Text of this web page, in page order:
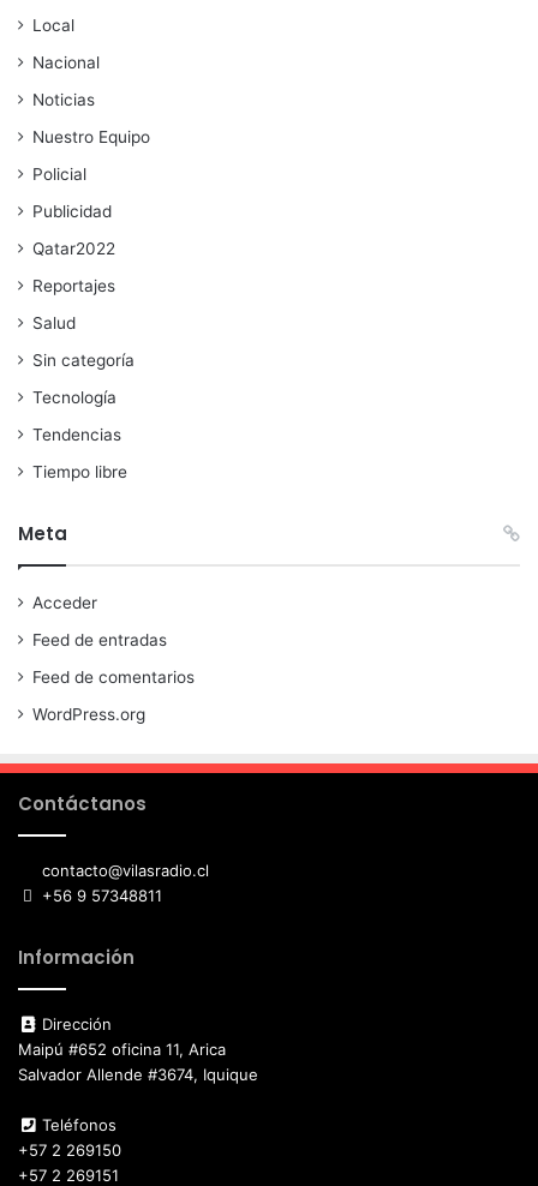
Local
Nacional
Noticias
Nuestro Equipo
Policial
Publicidad
Qatar2022
Reportajes
Salud
Sin categoría
Tecnología
Tendencias
Tiempo libre
Meta
Acceder
Feed de entradas
Feed de comentarios
WordPress.org
Contáctanos
contacto@vilasradio.cl
+56 9 57348811
Información
Dirección
Maipú #652 oficina 11, Arica
Salvador Allende #3674, Iquique
Teléfonos
+57 2 269150
+57 2 269151